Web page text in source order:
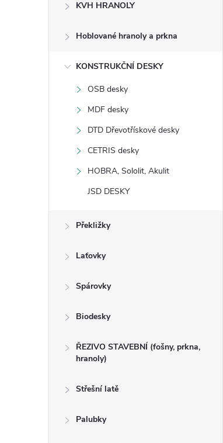
KVH HRANOLY
Hoblované hranoly a prkna
KONSTRUKČNÍ DESKY
OSB desky
MDF desky
DTD Dřevotřískové desky
CETRIS desky
HOBRA, Sololit, Akulit
JSD DESKY
Překližky
Laťovky
Spárovky
Biodesky
ŘEZIVO STAVEBNÍ (fošny, prkna,
hranoly)
Střešní latě
Palubky